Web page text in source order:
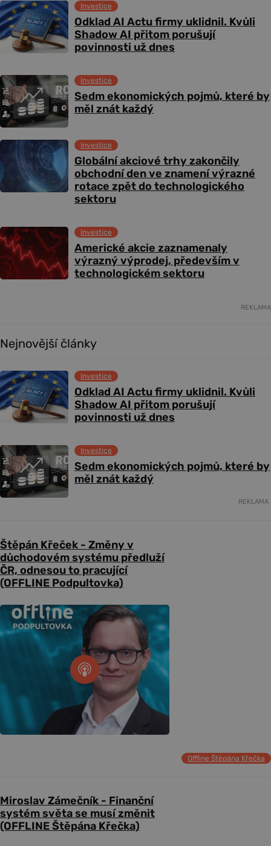
Odklad AI Actu firmy uklidnil. Kvůli
Shadow AI přitom porušují
povinnosti už dnes
Investice
Sedm ekonomických pojmů, které by
měl znát každý
Investice
Globální akciové trhy zakončily
obchodní den ve znamení výrazné
rotace zpět do technologického
sektoru
Investice
Americké akcie zaznamenaly
výrazný výprodej, především v
technologickém sektoru
Investice
REKLAMA
Nejnovější články
Odklad AI Actu firmy uklidnil. Kvůli
Shadow AI přitom porušují
povinnosti už dnes
Investice
Sedm ekonomických pojmů, které by
měl znát každý
Investice
REKLAMA
Štěpán Křeček - Změny v
důchodovém systému předluží
ČR, odnesou to pracující
(OFFLINE Podpultovka)
Offline Štěpána Křečka
Miroslav Zámečník - Finanční
systém světa se musí změnit
(OFFLINE Štěpána Křečka)